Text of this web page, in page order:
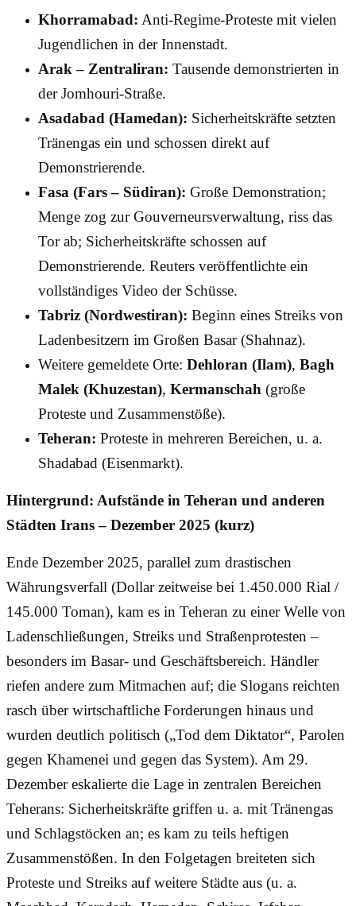
Khorramabad: Anti-Regime-Proteste mit vielen
Jugendlichen in der Innenstadt.
Arak – Zentraliran: Tausende demonstrierten in
der Jomhouri-Straße.
Asadabad (Hamedan): Sicherheitskräfte setzten
Tränengas ein und schossen direkt auf
Demonstrierende.
Fasa (Fars – Südiran): Große Demonstration;
Menge zog zur Gouverneursverwaltung, riss das
Tor ab; Sicherheitskräfte schossen auf
Demonstrierende. Reuters veröffentlichte ein
vollständiges Video der Schüsse.
Tabriz (Nordwestiran): Beginn eines Streiks von
Ladenbesitzern im Großen Basar (Shahnaz).
Weitere gemeldete Orte: Dehloran (Ilam), Bagh
Malek (Khuzestan), Kermanschah (große
Proteste und Zusammenstöße).
Teheran: Proteste in mehreren Bereichen, u. a.
Shadabad (Eisenmarkt).
Hintergrund: Aufstände in Teheran und anderen
Städten Irans – Dezember 2025 (kurz)
Ende Dezember 2025, parallel zum drastischen
Währungsverfall (Dollar zeitweise bei 1.450.000 Rial /
145.000 Toman), kam es in Teheran zu einer Welle von
Ladenschließungen, Streiks und Straßenprotesten –
besonders im Basar- und Geschäftsbereich. Händler
riefen andere zum Mitmachen auf; die Slogans reichten
rasch über wirtschaftliche Forderungen hinaus und
wurden deutlich politisch („Tod dem Diktator“, Parolen
gegen Khamenei und gegen das System). Am 29.
Dezember eskalierte die Lage in zentralen Bereichen
Teherans: Sicherheitskräfte griffen u. a. mit Tränengas
und Schlagstöcken an; es kam zu teils heftigen
Zusammenstößen. In den Folgetagen breiteten sich
Proteste und Streiks auf weitere Städte aus (u. a.